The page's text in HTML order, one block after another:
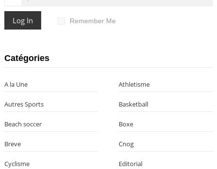
Log In Remember Me
Catégories
A la Une Athletisme
Autres Sports Basketball
Beach soccer Boxe
Breve Cnog
Cyclisme Editorial